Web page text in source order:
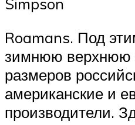
Roamans. Под
зимнюю верхнюю
размеров
американские и
производители.